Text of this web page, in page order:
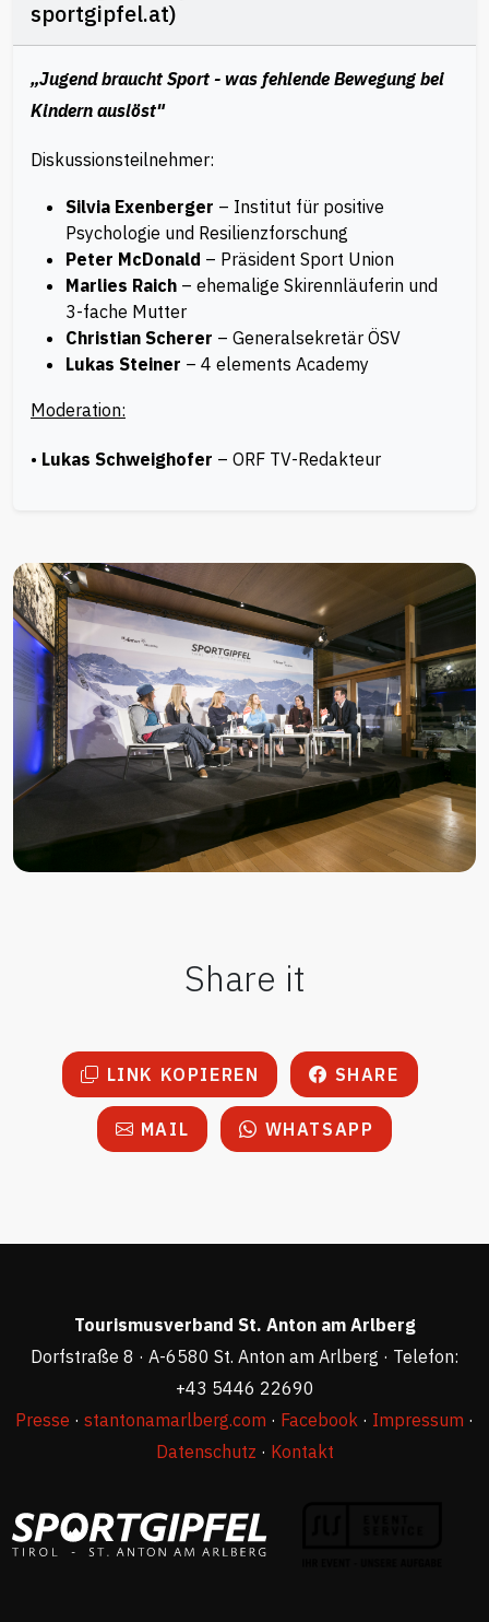
sportgipfel.at)
„Jugend braucht Sport - was fehlende Bewegung bei
Kindern auslöst"
Diskussionsteilnehmer:
Silvia Exenberger – Institut für positive
Psychologie und Resilienzforschung
Peter McDonald – Präsident Sport Union
Marlies Raich – ehemalige Skirennläuferin und
3-fache Mutter
Christian Scherer – Generalsekretär ÖSV
Lukas Steiner – 4 elements Academy
Moderation:
• Lukas Schweighofer – ORF TV-Redakteur
Share it
LINK KOPIEREN SHARE
MAIL WHATSAPP
Tourismusverband St. Anton am Arlberg
Dorfstraße 8 · A-6580 St. Anton am Arlberg · Telefon:
+43 5446 22690
Presse · stantonamarlberg.com · Facebook · Impressum ·
Datenschutz · Kontakt